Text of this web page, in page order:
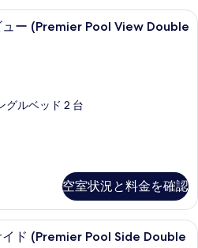
ミニバー、セーフティボックス (室
ー (Premier Pool View Double
グルベッド 2 台
空室状況と料金を確認
ド (Premier Pool Side Double